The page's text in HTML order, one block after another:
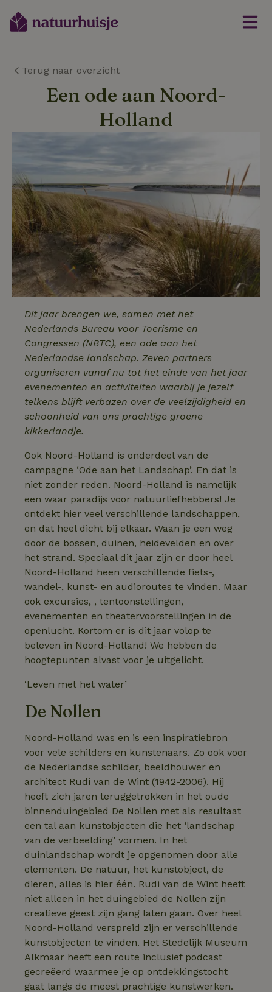
Terug naar overzicht
Een ode aan Noord-
Holland
Dit jaar brengen we, samen met het
Nederlands Bureau voor Toerisme en
Congressen (NBTC), een ode aan het
Nederlandse landschap. Zeven partners
organiseren vanaf nu tot het einde van het jaar
evenementen en activiteiten waarbij je jezelf
telkens blijft verbazen over de veelzijdigheid en
schoonheid van ons prachtige groene
kikkerlandje.
Ook Noord-Holland is onderdeel van de
campagne ‘Ode aan het Landschap’. En dat is
niet zonder reden. Noord-Holland is namelijk
een waar paradijs voor natuurliefhebbers! Je
ontdekt hier veel verschillende landschappen,
en dat heel dicht bij elkaar. Waan je een weg
door de bossen, duinen, heidevelden en over
het strand. Speciaal dit jaar zijn er door heel
Noord-Holland heen verschillende fiets-,
wandel-, kunst- en audioroutes te vinden. Maar
ook excursies, , tentoonstellingen,
evenementen en theatervoorstellingen in de
openlucht. Kortom er is dit jaar volop te
beleven in Noord-Holland! We hebben de
hoogtepunten alvast voor je uitgelicht.
‘Leven met het water’
De Nollen
Noord-Holland was en is een inspiratiebron
voor vele schilders en kunstenaars. Zo ook voor
de Nederlandse schilder, beeldhouwer en
architect Rudi van de Wint (1942-2006). Hij
heeft zich jaren teruggetrokken in het oude
binnenduingebied De Nollen met als resultaat
een tal aan kunstobjecten die het ‘landschap
van de verbeelding’ vormen. In het
duinlandschap wordt je opgenomen door alle
elementen. De natuur, het kunstobject, de
dieren, alles is hier één. Rudi van de Wint heeft
niet alleen in het duingebied de Nollen zijn
creatieve geest zijn gang laten gaan. Over heel
Noord-Holland verspreid zijn er verschillende
kunstobjecten te vinden. Het Stedelijk Museum
Alkmaar heeft een route inclusief podcast
gecreëerd waarmee je op ontdekkingstocht
gaat langs de meest prachtige kunstwerken.